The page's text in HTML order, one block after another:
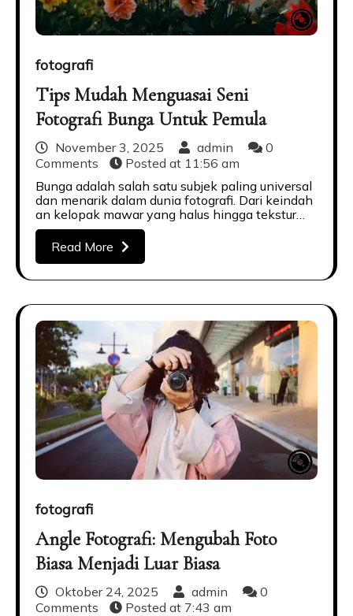
fotografi
Tips Mudah Menguasai Seni
Fotografi Bunga Untuk Pemula
November 3, 2025 admin
0
Comments
Posted at 11:56 am
Bunga adalah salah satu subjek paling universal
dan menarik dalam dunia fotografi. Dari keindah
an kelopak mawar yang halus hingga tekstur…
Read More
fotografi
Angle Fotografi: Mengubah Foto
Biasa Menjadi Luar Biasa
Oktober 24, 2025 admin
0
Comments
Posted at 7:43 am